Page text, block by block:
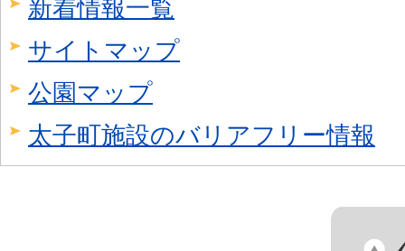
新着情報一覧
サイトマップ
公園マップ
太子町施設のバリアフリー情報